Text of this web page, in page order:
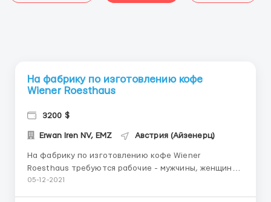
На фабрику по изготовлению кофе
Wiener Roesthaus
3200 $
Erwan Iren NV, EMZ Австрия (Айзенерц)
На фабрику по изготовлению кофе Wiener
Roesthaus требуются рабочие - мужчины, женщины
и семейные пары до 57 лет. Обязанности : -
05-12-2021